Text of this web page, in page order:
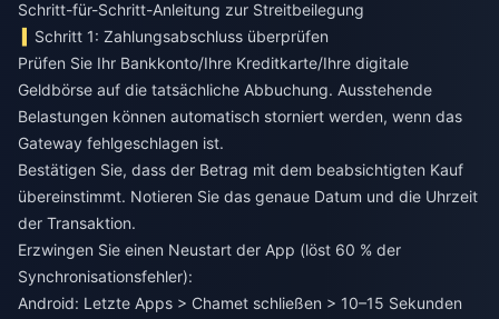
Schritt-für-Schritt-Anleitung zur Streitbeilegung
Schritt 1: Zahlungsabschluss überprüfen
Prüfen Sie Ihr Bankkonto/Ihre Kreditkarte/Ihre digitale
Geldbörse auf die tatsächliche Abbuchung. Ausstehende
Belastungen können automatisch storniert werden, wenn das
Gateway fehlgeschlagen ist.
Bestätigen Sie, dass der Betrag mit dem beabsichtigten Kauf
übereinstimmt. Notieren Sie das genaue Datum und die Uhrzeit
der Transaktion.
Erzwingen Sie einen Neustart der App (löst 60 % der
Synchronisationsfehler):
Android: Letzte Apps > Chamet schließen > 10–15 Sekunden